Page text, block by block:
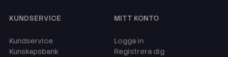
KUNDSERVICE
Kundservice
Kunskapsbank
MITT KONTO
Logga in
Registrera dig